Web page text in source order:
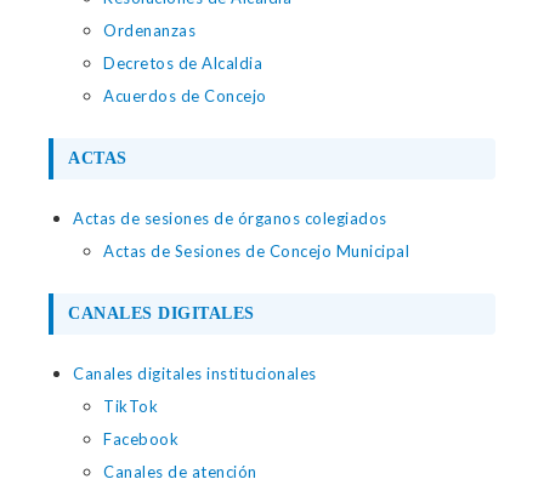
Ordenanzas
Decretos de Alcaldia
Acuerdos de Concejo
ACTAS
Actas de sesiones de órganos colegiados
Actas de Sesiones de Concejo Municipal
CANALES DIGITALES
Canales digitales institucionales
TikTok
Facebook
Canales de atención